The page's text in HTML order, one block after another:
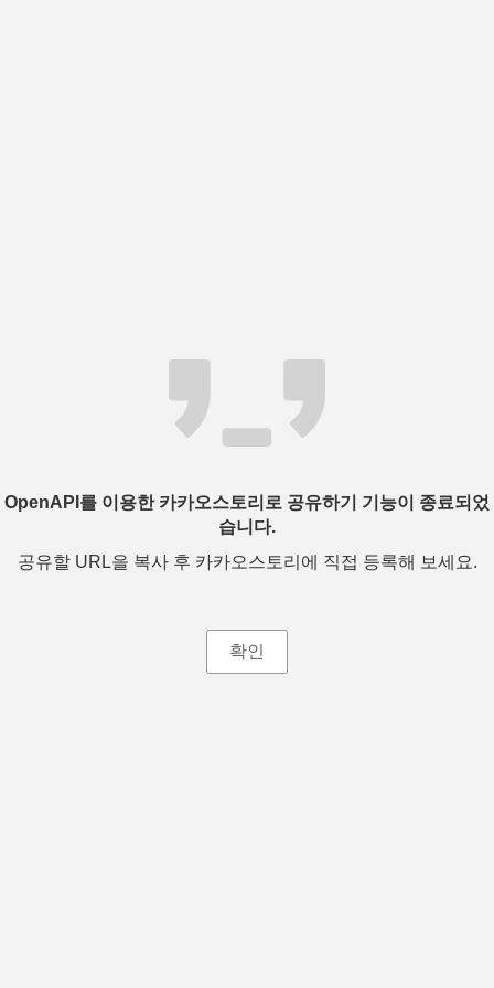
OpenAPI를 이용한 카카오스토리로 공유하기 기능이 종료되었
습니다.
공유할 URL을 복사 후 카카오스토리에 직접 등록해 보세요.
확인